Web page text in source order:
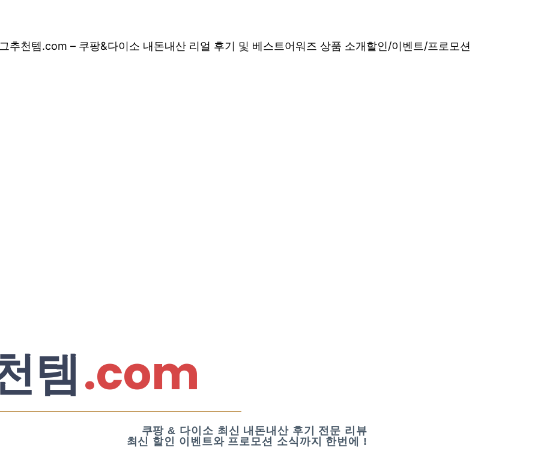
추천템.com – 쿠팡&다이소 내돈내산 리얼 후기 및 베스트어워즈 상품 소개할인/이벤트/프로모션
템.com
쿠팡 & 다이소 최신 내돈내산 후기 전문 리뷰
최신 할인 이벤트와 프로모션 소식까지 한번에 !